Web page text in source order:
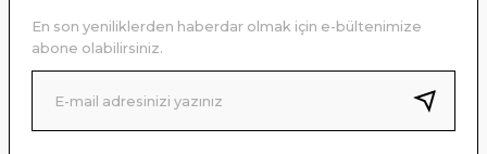
Ürün bilgilerinde hatalar bulunuyor.
Ürün fiyatı diğer sitelerden daha pahalı.
Bu ürüne benzer farklı alternatifler olmalı.
En son yeniliklerden haberdar olmak için e-bültenimize
abone olabilirsiniz.